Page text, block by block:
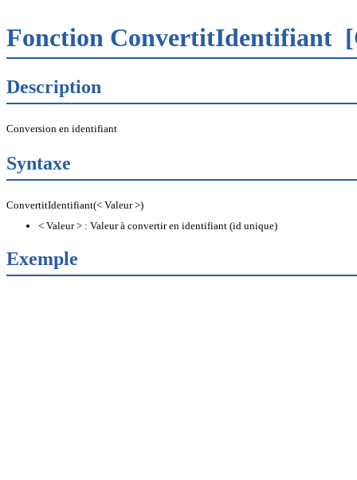
Fonction ConvertitIdentifiant
Description
Conversion en identifiant
Syntaxe
ConvertitIdentifiant(< Valeur >)
< Valeur > : Valeur à convertir en identifiant (id unique)
Exemple